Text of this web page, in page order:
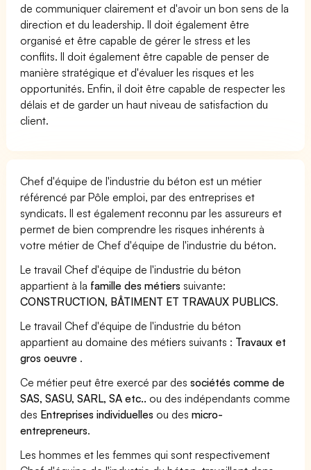
de communiquer clairement et d'avoir un bon sens de la
direction et du leadership. Il doit également être
organisé et être capable de gérer le stress et les
conflits. Il doit également être capable de penser de
manière stratégique et d'évaluer les risques et les
opportunités. Enfin, il doit être capable de respecter les
délais et de garder un haut niveau de satisfaction du
client.
Chef d'équipe de l'industrie du béton est un métier
référencé par Pôle emploi, par des entreprises et
syndicats. Il est également reconnu par les assureurs et
permet de bien comprendre les risques inhérents à
votre métier de Chef d'équipe de l'industrie du béton.
Le travail Chef d'équipe de l'industrie du béton
appartient à la famille des métiers suivante:
CONSTRUCTION, BÂTIMENT ET TRAVAUX PUBLICS.
Le travail Chef d'équipe de l'industrie du béton
appartient au domaine des métiers suivants : Travaux et
gros oeuvre .
Ce métier peut être exercé par dessociétés comme de
SAS, SASU, SARL, SA etc.. ou des indépendants comme
des Entreprises individuelles ou desmicro-
entrepreneurs.
Les hommes et les femmes qui sont respectivement